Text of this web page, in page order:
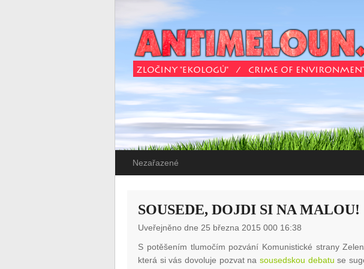
Nezařazené
SOUSEDE, DOJDI SI NA MALOU!
Uveřejněno dne 25 března 2015 000 16:38
S potěšením tlumočím pozvání Komunistické strany
která si vás dovoluje pozvat na sousedskou debatu se